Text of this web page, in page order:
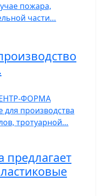
пожара,
части…
ФОРМА
производства
тротуарной…